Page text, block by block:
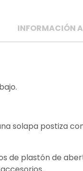
INFORMACIÓN
solapa postiza
de plastón de